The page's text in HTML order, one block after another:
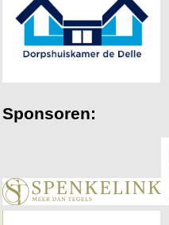
Sponsoren: